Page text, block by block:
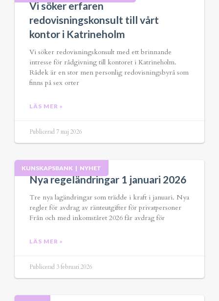
Vi söker erfaren
redovisningskonsult till vårt
kontor i Katrineholm
Vi söker redovisningskonsult med ett brinnande
intresse för rådgivning till kontoret i Katrineholm.
Rådek är en stor men personlig redovisningsbyrå som
finns på sex orter
LÄS MER »
Publicerad 7 maj 2026
KUNSKAPSBANK | NYHET
Nya regeländringar 1 januari 2026
Tre nya lagändringar som trädde i kraft i januari. Nya
regler för avdrag av ränteutgifter för privatpersoner
Från och med inkomståret 2026 får avdrag för
LÄS MER »
Publicerad 3 februari 2026